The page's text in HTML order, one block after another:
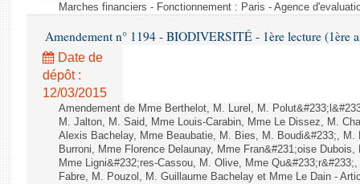
Marches financiers - Fonctionnement : Paris - Agence
Amendement n° 1194 - BIODIVERSITÉ - 1ère lecture (1ère
Date de
dépôt :
12/03/2015
Amendement de Mme Berthelot, M. Lurel, M.
M. Jalton, M. Said, Mme Louis-Carabin, Mme Le Dissez, M.
Alexis Bachelay, Mme Beaubatie, M. Bies, M. Boudi&#233;,
Burroni, Mme Florence Delaunay, Mme Fran&#231;oise
Mme Ligni&#232;res-Cassou, M. Olive, Mme
Fabre, M. Pouzol, M. Guillaume Bachelay et Mme Le Dain -